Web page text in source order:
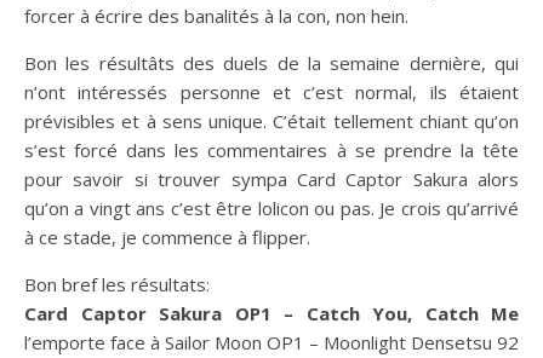
forcer à écrire des banalités à la con, non hein.
Bon les résultâts des duels de la semaine dernière, qui
n’ont intéressés personne et c’est normal, ils étaient
prévisibles et à sens unique. C’était tellement chiant qu’on
s’est forcé dans les commentaires à se prendre la tête
pour savoir si trouver sympa Card Captor Sakura alors
qu’on a vingt ans c’est être lolicon ou pas. Je crois qu’arrivé
à ce stade, je commence à flipper.
Bon bref les résultats:
Card Captor Sakura OP1 – Catch You, Catch Me
l’emporte face à Sailor Moon OP1 – Moonlight Densetsu 92